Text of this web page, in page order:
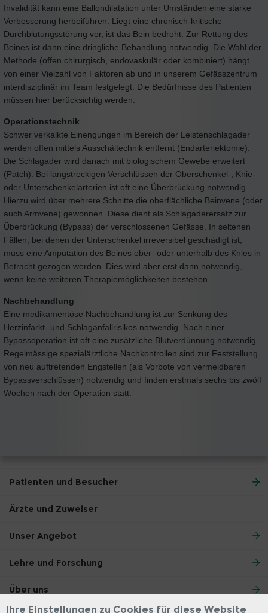
Invalidität kann eine Ballondilatation unter Umständen eine starke
Verbesserung herbeiführen. Liegt eine chronisch-kritische
Durchblutungsstörung vor, ist das Bein bedroht. Zur Rettung des
Beines ist dann eine dringliche Behandlung notwendig. Die Wahl der
Methode (offen chirurgisch, endovaskulär oder kombiniert) hängt
von einer Vielzahl von Faktoren ab und in unserem Gefässzentrum
interdisziplinär im Team festgelegt. Die Bedürfnisse des Patienten
müssen hier berücksichtig werden.
Operationstechnik
Schwer verkalkte Einengungen im Bereich der Leistenschlagader
werden offen mittels Ausschältechnik entfernt (Endarteriektomie).
Die Schlagader wird danach mit biologischem Gewebe erweitert
(Patch). Bei langstreckigen Verschlüssen der Oberschenkel-, Knie-
oder Unterschenkelarterien ist oft eine Überbrückung notwendig.
Hierzu wird über mehrere Schnitte die oberflächliche Beinvene (oder
auch Armvene) gewonnen. Diese dient als Schlagaderersatz zur
Überbrückung (Bypass) der verschlossenen Gefässe. In seltenen
Fällen, bei denen der Unterschenkel irreversibel geschädigt ist,
muss eine Amputation des Beines ober- oder unterhalb des Knies in
Betracht gezogen werden. Dies wird aber erst dann notwendig,
wenn keine weiteren Therapiemöglichkeiten bestehen.
Nachbehandlung
Eine medikamentöse Nachbehandlung ist zur Senkung des
Herzinfarkt- und Schlaganfallrisikos notwendig. Nach einer
Bypassoperation ist oft eine zusätzliche Blutverdünnung notwendig.
Regelmässige spezialärztliche Nachkontrollen sind zur Feststellung
von neu auftretenden Engstellen (als Vorbote von vermeidbaren
Bypassverschlüssen) notwendig und finden erstmals sechs bis zwölf
Wochen nach der Operation statt.
Patienten und Besucher
Ärzte und Zuweiser
Unser Angebot
Lehre und Forschung
Über uns
Ihre Einstellungen zu Cookies für diese Website